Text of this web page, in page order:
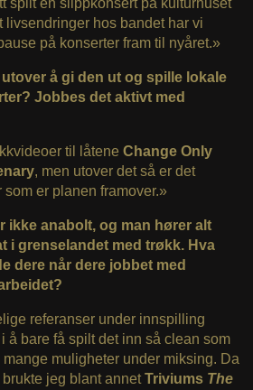
spilt en slippkonsert på kulturhuset
livsendringer hos bandet har vi
på konserter fram til nyåret.»
å gi den ut og spille lokale
Jobbes det aktivt med
til låtene Change Only
, men utover det så er det
er planen framover.»
ikke anabolt, og man hører alt
i grenselandet med trøkk. Hva
dere når dere jobbet med
referanser under innspilling
å bare få spilt det inn så clean som
muligheter under miksing. Da
jeg blant annetTriviums The